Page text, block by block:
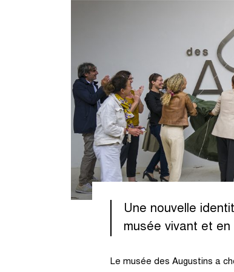
Une nouvelle
musée vivant et en
Le musée des Augustins a